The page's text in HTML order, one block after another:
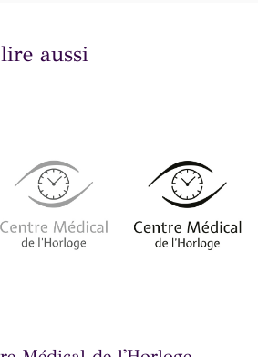
aussi